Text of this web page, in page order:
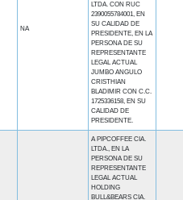
NA
LTDA. CON RUC
2390055784001, EN
SU CALIDAD DE
PRESIDENTE, EN LA
PERSONA DE SU
REPRESENTANTE
LEGAL ACTUAL
JUMBO ANGULO
CRISTHIAN
BLADIMIR CON C.C.
1725336158, EN SU
CALIDAD DE
PRESIDENTE.
A PIPCOFFEE CIA.
LTDA., EN LA
PERSONA DE SU
REPRESENTANTE
LEGAL ACTUAL
HOLDING
BULL&BEARS CIA.